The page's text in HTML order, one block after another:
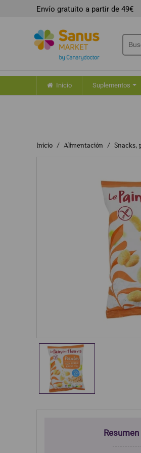
Envío gratuito a partir de 49€
Inicio Suplementos
Inicio Alimentación Snacks,